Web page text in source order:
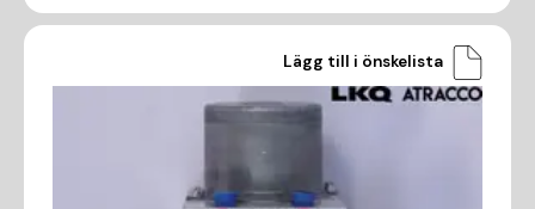
Lägg till i önskelista